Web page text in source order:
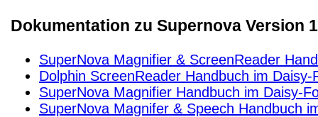
Dokumentation zu Supernova Version
SuperNova Magnifier & ScreenReader
Dolphin ScreenReader Handbuch im Daisy-
SuperNova Magnifier Handbuch im Daisy-
SuperNova Magnifer & Speech Handbuch